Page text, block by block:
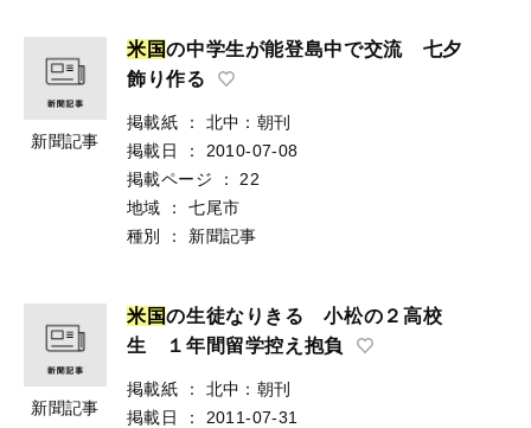
新聞記事
米 国の中学生が能登島中で交流 七夕
飾り作る
掲載紙 ：
北中：朝刊
掲載日
：
2010-07-08
掲載ページ
：
22
地域
：
七尾市
種別
： 新聞記事
新聞記事
米 国の生徒なりきる 小松の２高校
生 １年間留学控え抱負
掲載紙 ：
北中：朝刊
掲載日
：
2011-07-31